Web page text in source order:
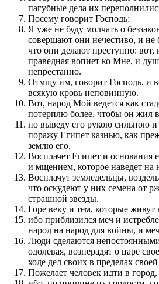
пагубные дела их
Посему говорит Господь:
Я уже не буду молчать о
совершают они нечестиво, и не
что они делают преступно: вот,
праведная вопиет ко Мне, и
непрестанно.
Отмщу им, говорит Господь, и
всякую кровь неповинную.
Вот, народ Мой ведется как
потерплю более, чтобы он жил
но выведу его рукою сильною
поражу Египет казнью, как
землю его.
Восплачет Египет и основания
и мщением, которое наведет на
Восплачут земледельцы,
что оскудеют у них семена от
страшной звезды.
Горе веку и тем, которые живут
ибо приблизился меч и
народ на народ для войны, и
Люди сделаются
одолевая, вознерадят о царе
ходе дел своих в пределах
Пожелает человек идти в